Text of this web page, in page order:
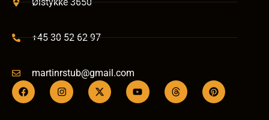
+45 30 52 62 97
martinrstub@gmail.com